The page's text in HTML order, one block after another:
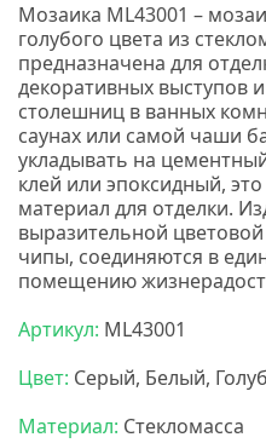
Мозаика ML43001 –
голубого цвета из
предназначена для
декоративных выступов
столешниц в ванных
саунах или самой чаши
укладывать на
клей или эпоксидный,
материал для отделки.
выразительной
чипы, соединяются в
помещению
Артикул: ML43001
Цвет: Серый, Белый,
Материал: Стекломасса